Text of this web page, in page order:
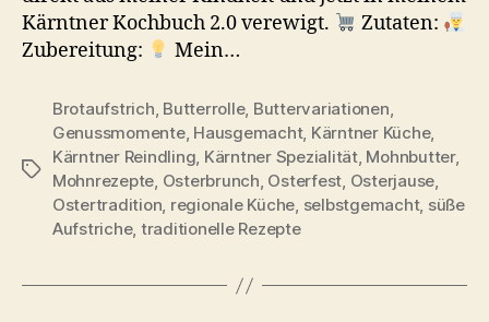
Kärntner Kochbuch 2.0 verewigt.
Zutaten:
Zubereitung:
Mein…
Schlagwörter
Brotaufstrich, Butterrolle, Buttervariationen,
Genussmomente, Hausgemacht, Kärntner Küche,
Kärntner Reindling, Kärntner Spezialität, Mohnbutter,
Mohnrezepte, Osterbrunch, Osterfest, Osterjause,
Ostertradition, regionale Küche, selbstgemacht, süße
Aufstriche, traditionelle Rezepte